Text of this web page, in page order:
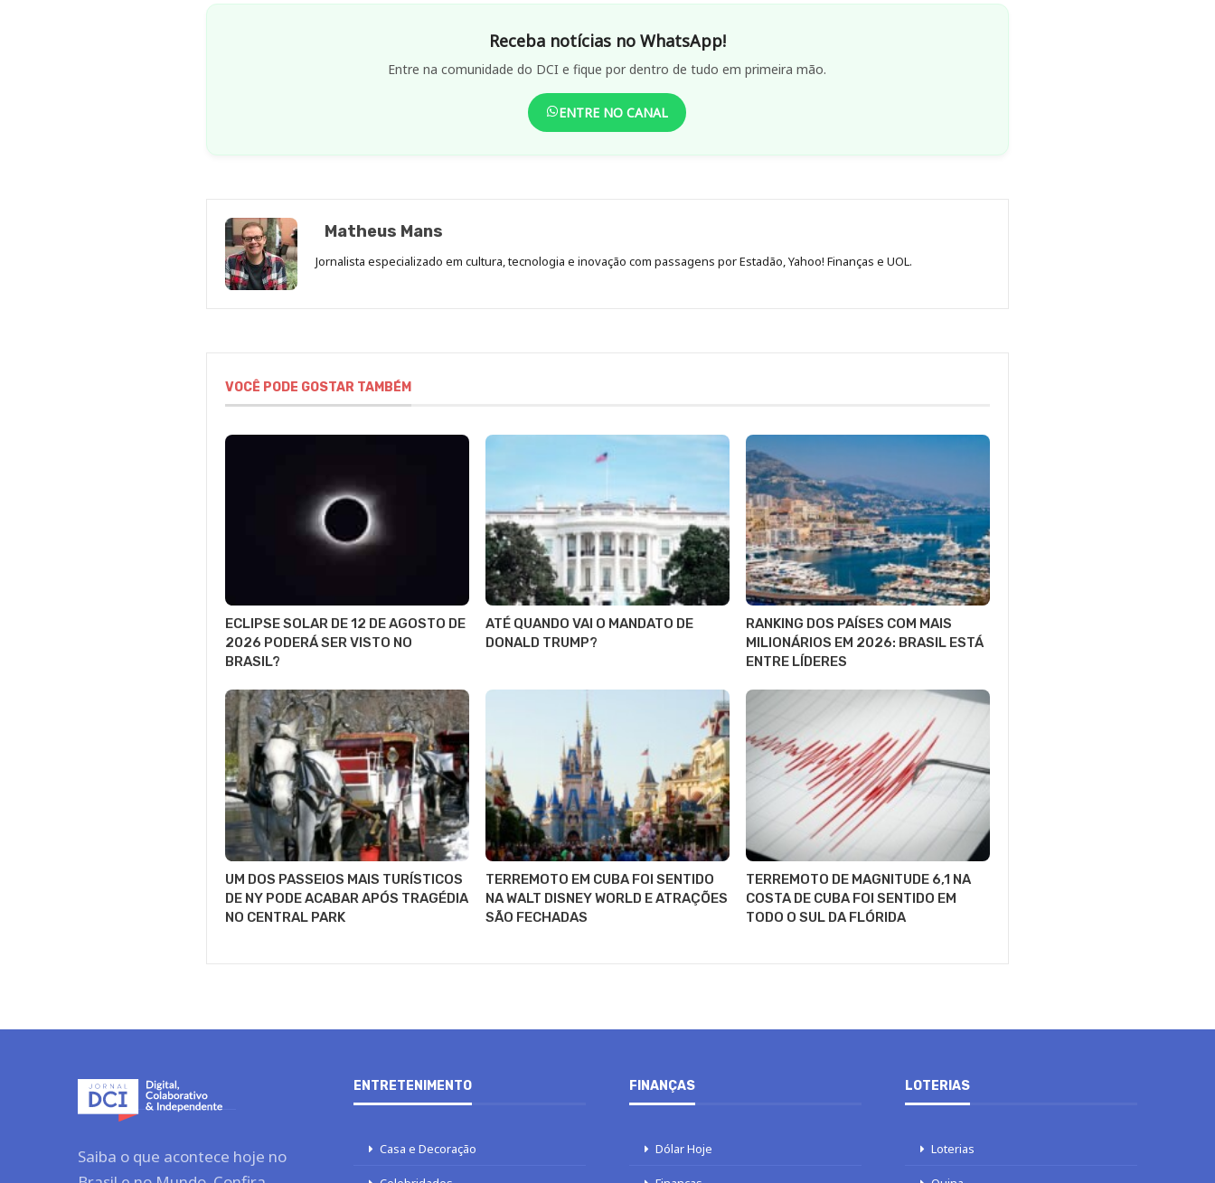
Receba notícias no WhatsApp!
Entre na comunidade do DCI e fique por dentro de tudo em primeira mão.
ENTRE NO CANAL
Matheus Mans
Jornalista especializado em cultura, tecnologia e inovação com passagens por Estadão, Yahoo! Finanças e UOL.
VOCÊ PODE GOSTAR TAMBÉM
ECLIPSE SOLAR DE 12 DE AGOSTO DE
2026 PODERÁ SER VISTO NO
BRASIL?
ATÉ QUANDO VAI O MANDATO DE
DONALD TRUMP?
RANKING DOS PAÍSES COM MAIS
MILIONÁRIOS EM 2026: BRASIL ESTÁ
ENTRE LÍDERES
UM DOS PASSEIOS MAIS TURÍSTICOS
DE NY PODE ACABAR APÓS TRAGÉDIA
NO CENTRAL PARK
TERREMOTO EM CUBA FOI SENTIDO
NA WALT DISNEY WORLD E ATRAÇÕES
SÃO FECHADAS
TERREMOTO DE MAGNITUDE 6,1 NA
COSTA DE CUBA FOI SENTIDO EM
TODO O SUL DA FLÓRIDA
Saiba o que acontece hoje no
ENTRETENIMENTO
Casa e Decoração
FINANÇAS
Dólar Hoje
LOTERIAS
Loterias